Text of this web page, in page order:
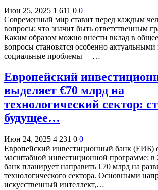
Июн 25, 2025 1 611 0 0
Современный мир ставит перед каждым
вопросы: что значит быть ответственным
Каким образом можно внести вклад в
вопросы становятся особенно актуальными
социальные проблемы —…
Европейский
выделяет €70 млрд на
технологический сектор:
будущее…
Июн 24, 2025 4 231 0 0
Европейский инвестиционный банк (ЕИБ)
масштабной инвестиционной программе: в
банк планирует направить €70 млрд на
технологического сектора. Основными
искусственный интеллект,…